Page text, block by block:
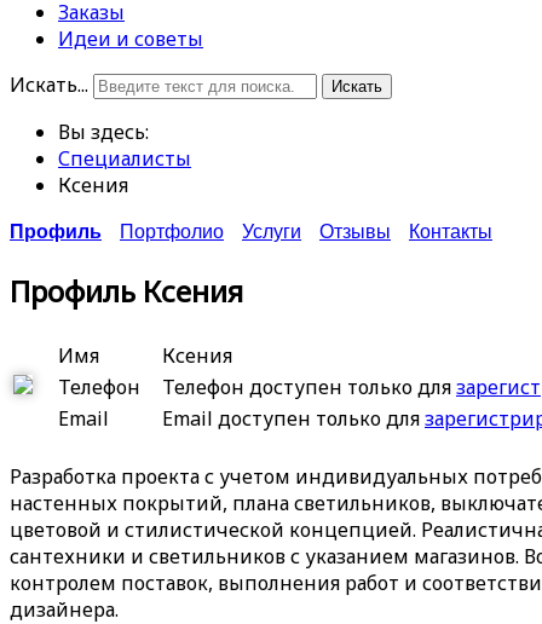
Заказы
Идеи и советы
Искать...
Искать
Вы здесь:
Специалисты
Ксения
Профиль Портфолио Услуги Отзывы Контакты
Профиль Ксения
Имя
Ксения
Телефон
Телефон доступен только для
Email
Email доступен только для
Разработка проекта с учетом индивидуальных
настенных покрытий, плана светильников,
цветовой и стилистической концепцией.
сантехники и светильников с указанием магазинов.
контролем поставок, выполнения работ и
дизайнера.